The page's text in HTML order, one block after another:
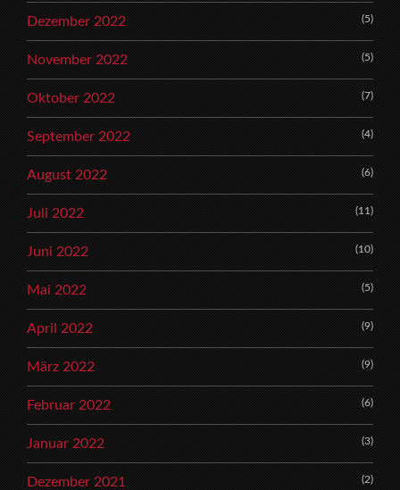
Dezember 2022 (5)
November 2022 (5)
Oktober 2022 (7)
September 2022 (4)
August 2022 (6)
Juli 2022 (11)
Juni 2022 (10)
Mai 2022 (5)
April 2022 (9)
März 2022 (9)
Februar 2022 (6)
Januar 2022 (3)
Dezember 2021 (2)